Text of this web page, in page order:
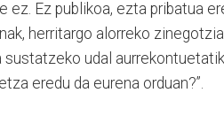
ez. Ez publikoa, ezta pribatua
herritargo alorreko
sustatzeko udal
eredu da eurena orduan?”.